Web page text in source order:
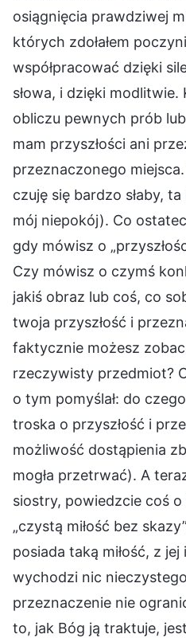
osiągnięcia prawdziwej
których zdołałem
współpracować dzięki
słowa, i dzięki
obliczu pewnych prób
mam przyszłości ani
przeznaczonego
czuję się bardzo słaby,
mój niepokój). Co
gdy mówisz o
Czy mówisz o czymś
jakiś obraz lub coś, co
twoja przyszłość i
faktycznie możesz
rzeczywisty przedmiot?
o tym pomyślał: do
troska o przyszłość i
możliwość dostąpienia
mogła przetrwać). A
siostry, powiedzcie coś
„czystą miłość bez
posiada taką miłość, z
wychodzi nic
przeznaczenie nie
to, jak Bóg ją traktuje,